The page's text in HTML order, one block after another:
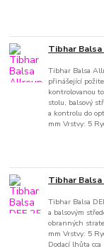
Tibhar
Tibhar Balsa
přinášející
kontrolovanou
stolu, balsový
a kontrolu do
mm Vrstvy: 5
Tibhar Balsa
Tibhar Balsa
a balsovým
obranných
mm Vrstvy: 5
Dodací lhůta